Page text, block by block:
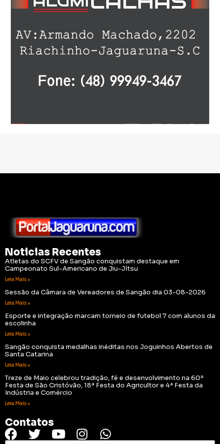
Noticias Recentes
Atletas do SCFV de Sangão conquistam destaque em
Campeonato Sul-Americano de Jiu-Jítsu
Leia Mais »
Sessão da Câmara de Vereadores de Sangão dia 03-08-2026
Leia Mais »
Esporte e integração marcam torneio de futebol 7 com alunos da
escolinha
Leia Mais »
Sangão conquista medalhas inéditas nos Joguinhos Abertos de
Santa Catarina
Leia Mais »
Treze de Maio celebrou tradição, fé e desenvolvimento na 60ª
Festa de São Cristóvão, 18ª Festa do Agricultor e 4ª Festa da
Indústria e Comércio
Leia Mais »
Contatos